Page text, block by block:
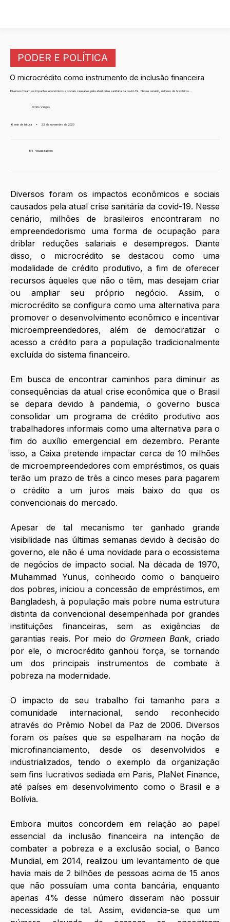
PODER E POLÍTICA
O microcrédito como instrumento de inclusão financeira
Diversos foram os impactos econômicos e sociais causados pela atual crise sanitária da covid-19. Nesse cenário, milhões de brasileiros...
Ornito Vargas
6 min de leitura • 23 de novembro de 2020
64 visualizações
Diversos foram os impactos econômicos e sociais
causados pela atual crise sanitária da covid-19. Nesse
cenário, milhões de brasileiros encontraram no
empreendedorismo uma forma de ocupação para
driblar reduções salariais e desempregos. Diante
disso, o microcrédito se destacou como uma
modalidade de crédito produtivo, a fim de oferecer
recursos àqueles que não o têm, mas desejam criar
ou ampliar seu próprio negócio. Assim, o
microcrédito se configura como uma alternativa para
promover o desenvolvimento econômico e incentivar
microempreendedores, além de democratizar o
acesso a crédito para a população tradicionalmente
excluída do sistema financeiro.
Em busca de encontrar caminhos para diminuir as
consequências da atual crise econômica que o Brasil
se depara devido à pandemia, o governo busca
consolidar um programa de crédito produtivo aos
trabalhadores informais como uma alternativa para o
fim do auxílio emergencial em dezembro. Perante
isso, a Caixa pretende impactar cerca de 10 milhões
de microempreendedores com empréstimos, os quais
terão um prazo de três a cinco meses para pagarem
o crédito a um juros mais baixo do que os
convencionais do mercado.
Apesar de tal mecanismo ter ganhado grande
visibilidade nas últimas semanas devido à decisão do
governo, ele não é uma novidade para o ecossistema
de negócios de impacto social. Na década de 1970,
Muhammad Yunus, conhecido como o banqueiro
dos pobres, iniciou a concessão de empréstimos, em
Bangladesh, à população mais pobre numa estrutura
distinta da convencional desempenhada por grandes
instituições financeiras, sem as exigências de
garantias reais. Por meio do Grameen Bank, criado
por ele, o microcrédito ganhou força, se tornando
um dos principais instrumentos de combate à
pobreza na modernidade.
O impacto de seu trabalho foi tamanho para a
comunidade internacional, sendo reconhecido
através do Prêmio Nobel da Paz de 2006. Diversos
foram os países que se espelharam na noção de
microfinanciamento, desde os desenvolvidos e
industrializados, tendo o exemplo da organização
sem fins lucrativos sediada em Paris, PlaNet Finance,
até países em desenvolvimento como o Brasil e a
Bolívia.
Embora muitos concordem em relação ao papel
essencial da inclusão financeira na intenção de
combater a pobreza e a exclusão social, o Banco
Mundial, em 2014, realizou um levantamento de que
havia mais de 2 bilhões de pessoas acima de 15 anos
que não possuíam uma conta bancária, enquanto
apenas 4% desse número disseram não possuir
necessidade de tal. Assim, evidencia-se que um